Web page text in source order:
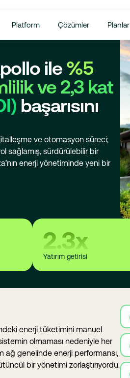
Platform Çözümler Planlar
ile %5
ve 2,3 kat
başarısını
ve otomasyon süreci;
sağlamış, sürdürülebilir bir
enerji yönetiminde yeni bir
2.3x
Yatırım getirisi
enerji tüketimini manuel
olmaması nedeniyle her
ağ genelinde enerji performansı,
bir yönetimi zorlaştırıyordu.